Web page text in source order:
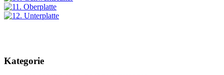
Kategorie